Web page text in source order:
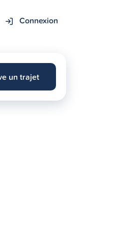
Connexion
un trajet